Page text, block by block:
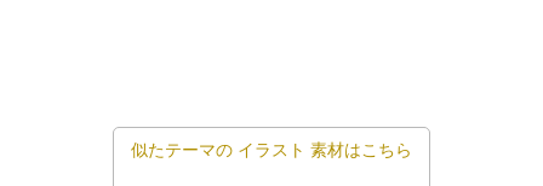
似たテーマの イラスト 素材はこちら